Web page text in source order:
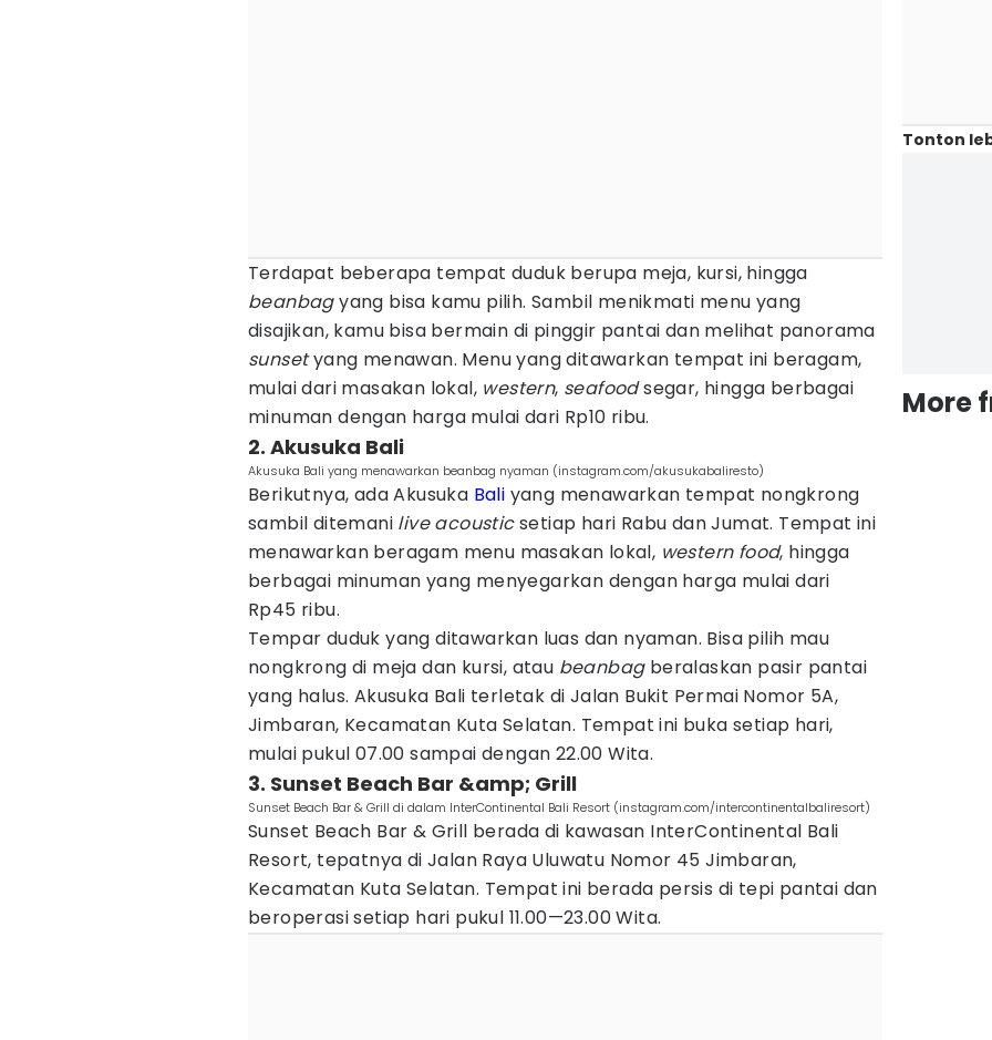
Terdapat beberapa tempat duduk berupa meja, kursi, hingga
beanbagyang bisa kamu pilih. Sambil menikmati menu yang
disajikan, kamu bisa bermain di pinggir pantai dan melihat panorama
sunsetyang menawan. Menu yang ditawarkan tempat ini beragam,
mulai dari masakan lokal, western, seafoodsegar, hingga berbagai
minuman dengan harga mulai dari Rp10 ribu.
2. Akusuka Bali
Akusuka Bali yang menawarkan beanbag nyaman (instagram.com/akusukabaliresto)
Berikutnya, ada Akusuka Bali yang menawarkan tempat nongkrong
sambil ditemani live acousticsetiap hari Rabu dan Jumat. Tempat ini
menawarkan beragam menu masakan lokal, western food, hingga
berbagai minuman yang menyegarkan dengan harga mulai dari
Rp45 ribu.
Tempar duduk yang ditawarkan luas dan nyaman. Bisa pilih mau
nongkrong di meja dan kursi, atau beanbagberalaskan pasir pantai
yang halus. Akusuka Bali terletak di Jalan Bukit Permai Nomor 5A,
Jimbaran, Kecamatan Kuta Selatan. Tempat ini buka setiap hari,
mulai pukul 07.00 sampai dengan 22.00 Wita.
3. Sunset Beach Bar &amp; Grill
Sunset Beach Bar & Grill di dalam InterContinental Bali Resort (instagram.com/intercontinentalbaliresort)
Sunset Beach Bar & Grill berada di kawasan InterContinental Bali
Resort, tepatnya di Jalan Raya Uluwatu Nomor 45 Jimbaran,
Kecamatan Kuta Selatan. Tempat ini berada persis di tepi pantai dan
beroperasi setiap hari pukul 11.00—23.00 Wita.
Tonton
More